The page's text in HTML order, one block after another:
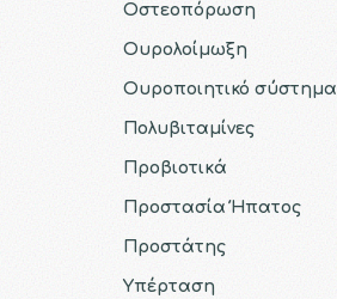
Οστεοπόρωση
Ουρολοίμωξη
Ουροποιητικό σύστημα
Πολυβιταμίνες
Προβιοτικά
Προστασία Ήπατος
Προστάτης
Υπέρταση